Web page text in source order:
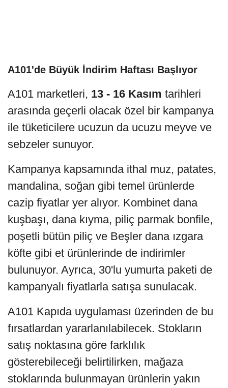
A101'de Büyük İndirim Haftası Başlıyor
A101 marketleri, 13 - 16 Kasım tarihleri
arasında geçerli olacak özel bir kampanya
ile tüketicilere ucuzun da ucuzu meyve ve
sebzeler sunuyor.
Kampanya kapsamında ithal muz, patates,
mandalina, soğan gibi temel ürünlerde
cazip fiyatlar yer alıyor. Kombinet dana
kuşbaşı, dana kıyma, piliç parmak bonfile,
poşetli bütün piliç ve Beşler dana ızgara
köfte gibi et ürünlerinde de indirimler
bulunuyor. Ayrıca, 30'lu yumurta paketi de
kampanyalı fiyatlarla satışa sunulacak.
A101 Kapıda uygulaması üzerinden de bu
fırsatlardan yararlanılabilecek. Stokların
satış noktasına göre farklılık
gösterebileceği belirtilirken, mağaza
stoklarında bulunmayan ürünlerin yakın